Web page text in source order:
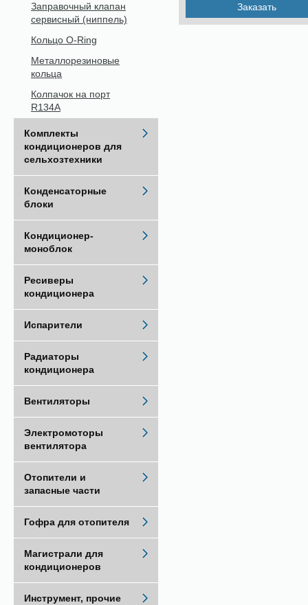
Заказать
Заправочный клапан
сервисный (ниппель)
Кольцо O-Ring
Металлорезиновые
кольца
Колпачок на порт
R134A
Комплекты
кондиционеров для
сельхозтехники
Конденсаторные
блоки
Кондиционер-
моноблок
Ресиверы
кондиционера
Испарители
Радиаторы
кондиционера
Вентиляторы
Электромоторы
вентилятора
Отопители и
запасные части
Гофра для отопителя
Магистрали для
кондиционеров
Инструмент, прочие